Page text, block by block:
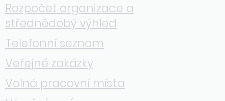
Rozpočet organizace a
střednědobý výhled
Telefonní seznam
Veřejné zakázky
Volná pracovní místa